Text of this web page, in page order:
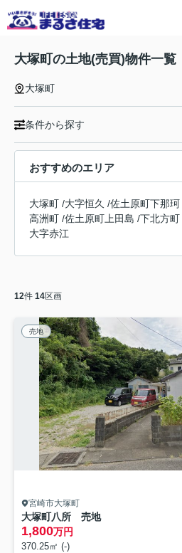
大塚町の土地(売買)物件一覧
大塚町
条件から探す
おすすめのエリア
大塚町 /大字恒久 /佐土原町下那珂
高洲町 /佐土原町上田島 /下北方町
大字赤江
12件 14区画
売地
宮崎市大塚町
大塚町八所 売地
1,800万円
370.25㎡ (-)